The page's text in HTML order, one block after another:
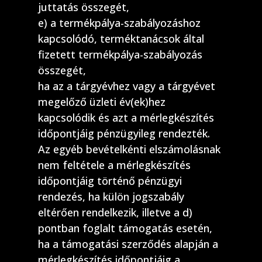
juttatás összegét,
e) a termékpálya-szabályozáshoz
kapcsolódó, terméktanácsok által
fizetett termékpálya-szabályozás
összegét,
ha az a tárgyévhez vagy a tárgyévet
megelőző üzleti év(ek)hez
kapcsolódik és azt a mérlegkészítés
időpontjáig pénzügyileg rendezték.
Az egyéb bevételkénti elszámolásnak
nem feltétele a mérlegkészítés
időpontjáig történő pénzügyi
rendezés, ha külön jogszabály
eltérően rendelkezik, illetve a d)
pontban foglalt támogatás esetén,
ha a támogatási szerződés alapján a